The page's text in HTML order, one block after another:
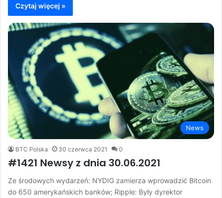
Czytaj więcej »
News
BTC Polska 30 czerwca 2021 0
#1421 Newsy z dnia 30.06.2021
Ze środowych wydarzeń: NYDIG zamierza wprowadzić Bitcoin
do 650 amerykańskich banków; Ripple: Były dyrektor